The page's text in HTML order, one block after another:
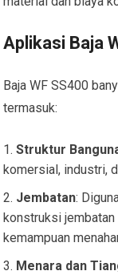
Aplikasi Baja
Baja WF SS400
termasuk:
Struktur
komersial, industri,
Jembatan:
konstruksi jembatan
kemampuan
Menara dan